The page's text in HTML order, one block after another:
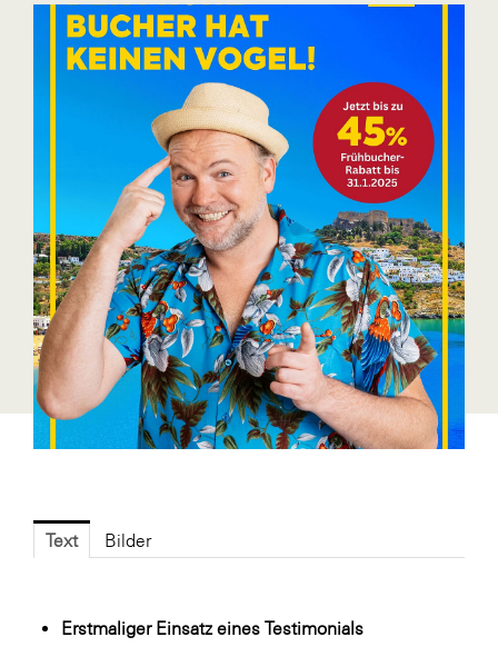
Blaguss
Bundesverband Sonnenschutztechnik
Colmobil Austria
Controller Institut
Darbo
Designer Outlets Parndorf und Salzburg
DOMOFERM
Essity
EY
FG UBIT Salzburg
FRoSTA
Gardena
Text Bilder
Erstmaliger Einsatz eines Testimonials